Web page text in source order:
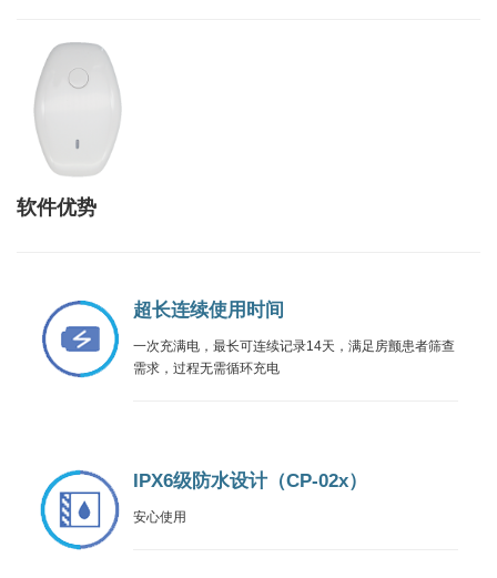
软件优势
超长连续使用时间
一次充满电，最长可连续记录14天，满足房颤患者筛查
需求，过程无需循环充电
IPX6级防水设计（CP-02x）
安心使用